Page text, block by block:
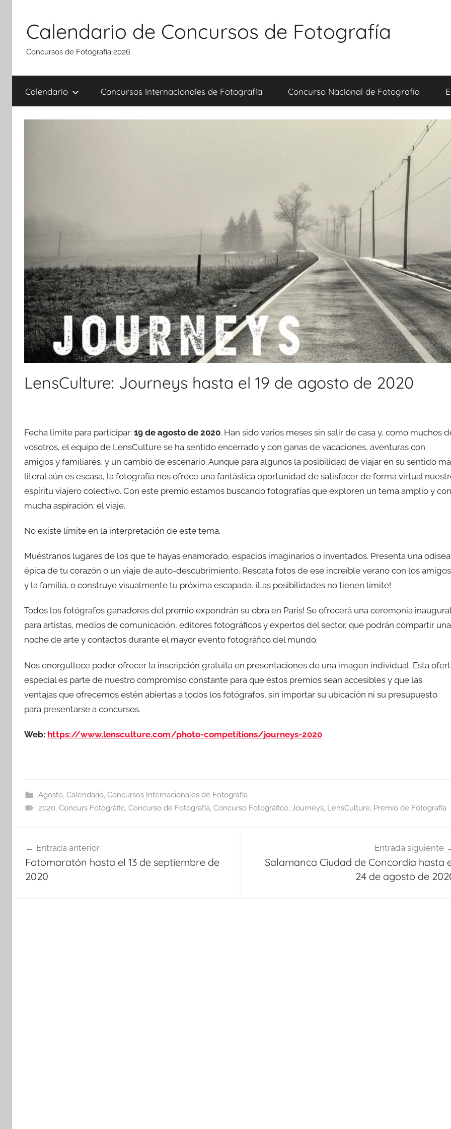
contenido
Calendario de Concursos de Fotografía
Concursos de Fotografía 2026
Calendario Concursos Internacionales de Fotografía Concurso Nacional de Fotografía
LensCulture: Journeys hasta el 19 de agosto de 2020
Fecha límite para participar: 19 de agosto de 2020. Han sido varios meses sin salir de casa y, como muchos
vosotros, el equipo de LensCulture se ha sentido encerrado y con ganas de vacaciones, aventuras con
amigos y familiares, y un cambio de escenario. Aunque para algunos la posibilidad de viajar en su sentido
literal aún es escasa, la fotografía nos ofrece una fantástica oportunidad de satisfacer de forma virtual
espíritu viajero colectivo. Con este premio estamos buscando fotografías que exploren un tema amplio y con
mucha aspiración: el viaje.
No existe límite en la interpretación de este tema.
Muéstranos lugares de los que te hayas enamorado, espacios imaginarios o inventados. Presenta una odisea
épica de tu corazón o un viaje de auto-descubrimiento. Rescata fotos de ese increíble verano con los amigos
y la familia, o construye visualmente tu próxima escapada. ¡Las posibilidades no tienen límite!
Todos los fotógrafos ganadores del premio expondrán su obra en París! Se ofrecerá una ceremonia inaugural
para artistas, medios de comunicación, editores fotográficos y expertos del sector, que podrán compartir una
noche de arte y contactos durante el mayor evento fotográfico del mundo.
Nos enorgullece poder ofrecer la inscripción gratuita en presentaciones de una imagen individual. Esta
especial es parte de nuestro compromiso constante para que estos premios sean accesibles y que las
ventajas que ofrecemos estén abiertas a todos los fotógrafos, sin importar su ubicación ni su presupuesto
para presentarse a concursos.
Web: https://www.lensculture.com/photo-competitions/journeys-2020
Agosto, Calendario, Concursos Internacionales de Fotografía
2020, Concurs Fotogràfic, Concurso de Fotografía, Concurso Fotográfico, Journeys, LensCulture, Premio de Fotografía
de
entradas
Entrada anterior
Fotomaratón hasta el 13 de septiembre de
2020
Entrada siguiente
Salamanca Ciudad de Concordia hasta
24 de agosto de